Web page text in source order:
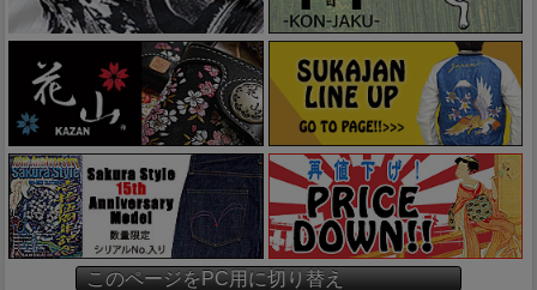
このページをPC用に切り替え